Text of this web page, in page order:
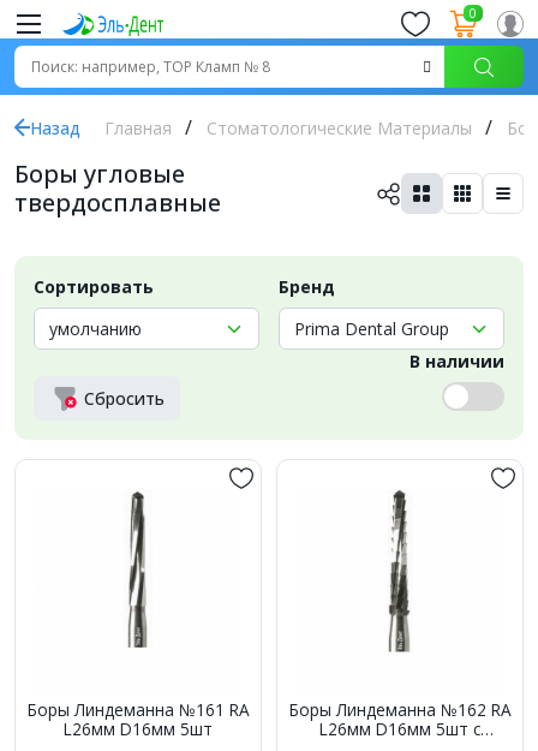
0
Назад Главная Стоматологические Материалы
Боры угловые
твердосплавные
Сортировать Бренд
Сбросить
В наличии
Боры Линдеманна №161 RA
L26мм D16мм 5шт
Боры Линдеманна №162 RA
L26мм D16мм 5шт с